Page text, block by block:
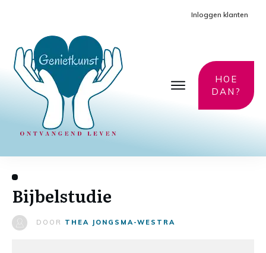
Inloggen klanten
HOE
DAN?
Bijbelstudie
DOOR THEA JONGSMA-WESTRA